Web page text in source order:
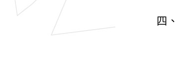
四、